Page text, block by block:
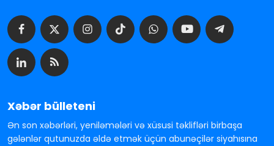
Xəbər bülleteni
Ən son xəbərləri, yeniləmələri və xüsusi təklifləri birbaşa
gələnlər qutunuzda əldə etmək üçün abunəçilər siyahısına